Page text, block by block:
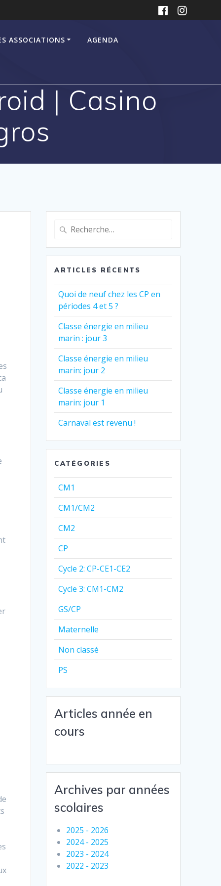
ASSOCIATIONS AGENDA
| Casino
Recherche
pour
:
ARTICLES RÉCENTS
Quoi de neuf chez les CP en
périodes 4 et 5 ?
Classe énergie en milieu
marin : jour 3
Classe énergie en milieu
marin: jour 2
Classe énergie en milieu
marin: jour 1
Carnaval est revenu !
CATÉGORIES
CM1
CM1/CM2
CM2
CP
Cycle 2: CP-CE1-CE2
Cycle 3: CM1-CM2
GS/CP
Maternelle
Non classé
PS
Articles année en
cours
Archives par années
scolaires
2025 - 2026
2024 - 2025
2023 - 2024
2022 - 2023